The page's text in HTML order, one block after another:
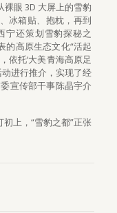
眼 3D 大屏上的雪豹
冰箱贴、抱枕，再到
宁还策划雪豹探秘之
的高原生态文化“活起
依托‘大美青海高原足
动进行推介，实现了经
宣传部干事陈晶宇介
上，“雪豹之都”正张